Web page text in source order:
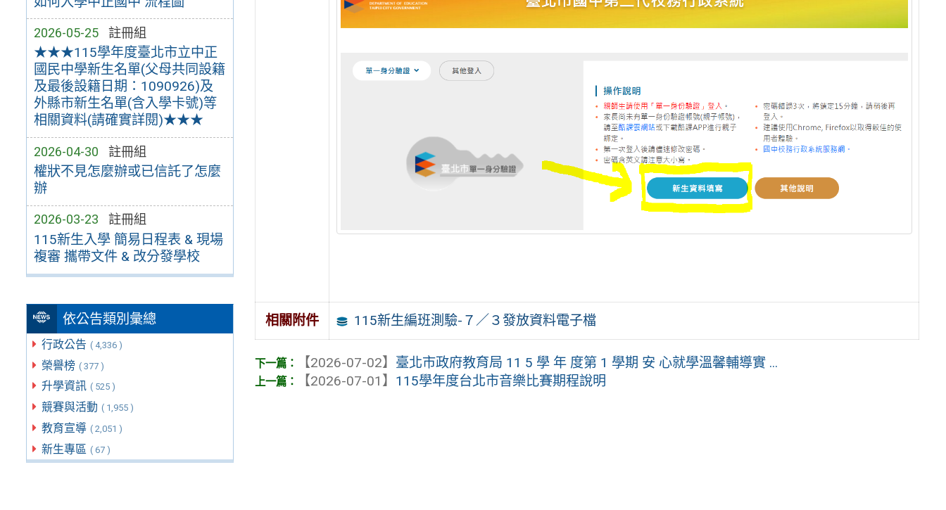
2026-05-25 註冊組
★★★115學年度臺北市立中正
國民中學新生名單(父母共同設籍
及最後設籍日期：1090926)及
外縣市新生名單(含入學卡號)等
相關資料(請確實詳閱)★★★
2026-04-30 註冊組
權狀不見怎麼辦或已信託了怎麼
辦
2026-03-23 註冊組
115新生入學 簡易日程表 & 現場
複審 攜帶文件 & 改分發學校
依公告類別彙總
行政公告 ( 4,336 )
榮譽榜 ( 377 )
升學資訊 ( 525 )
競賽與活動 ( 1,955 )
教育宣導 ( 2,051 )
新生專區 ( 67 )
相關附件 115新生編班測驗-７／３發放資料電子檔
【2026-07-02】 臺北市政府教育局 11 5 學 年 度第 1 學期 安 心就學溫馨輔導實 ...
【2026-07-01】 115學年度台北市音樂比賽期程說明